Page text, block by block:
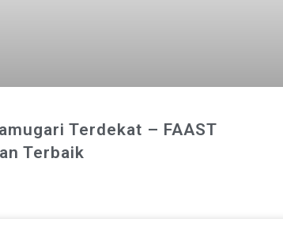
Terdekat – FAAST
Terbaik